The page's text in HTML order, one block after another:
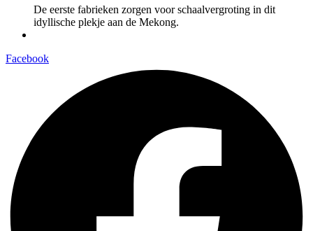
De eerste fabrieken zorgen voor schaalvergroting in dit
idyllische plekje aan de Mekong.
Facebook